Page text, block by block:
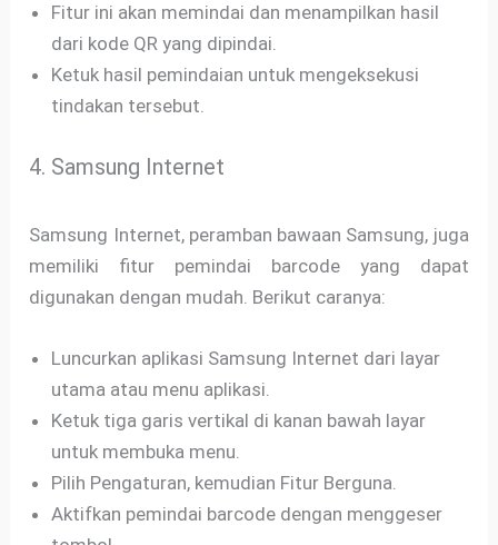
Fitur ini akan memindai dan menampilkan hasil
dari kode QR yang dipindai.
Ketuk hasil pemindaian untuk mengeksekusi
tindakan tersebut.
4. Samsung Internet
Samsung Internet, peramban bawaan Samsung, juga
memiliki fitur pemindai barcode yang dapat
digunakan dengan mudah. Berikut caranya:
Luncurkan aplikasi Samsung Internet dari layar
utama atau menu aplikasi.
Ketuk tiga garis vertikal di kanan bawah layar
untuk membuka menu.
Pilih Pengaturan, kemudian Fitur Berguna.
Aktifkan pemindai barcode dengan menggeser